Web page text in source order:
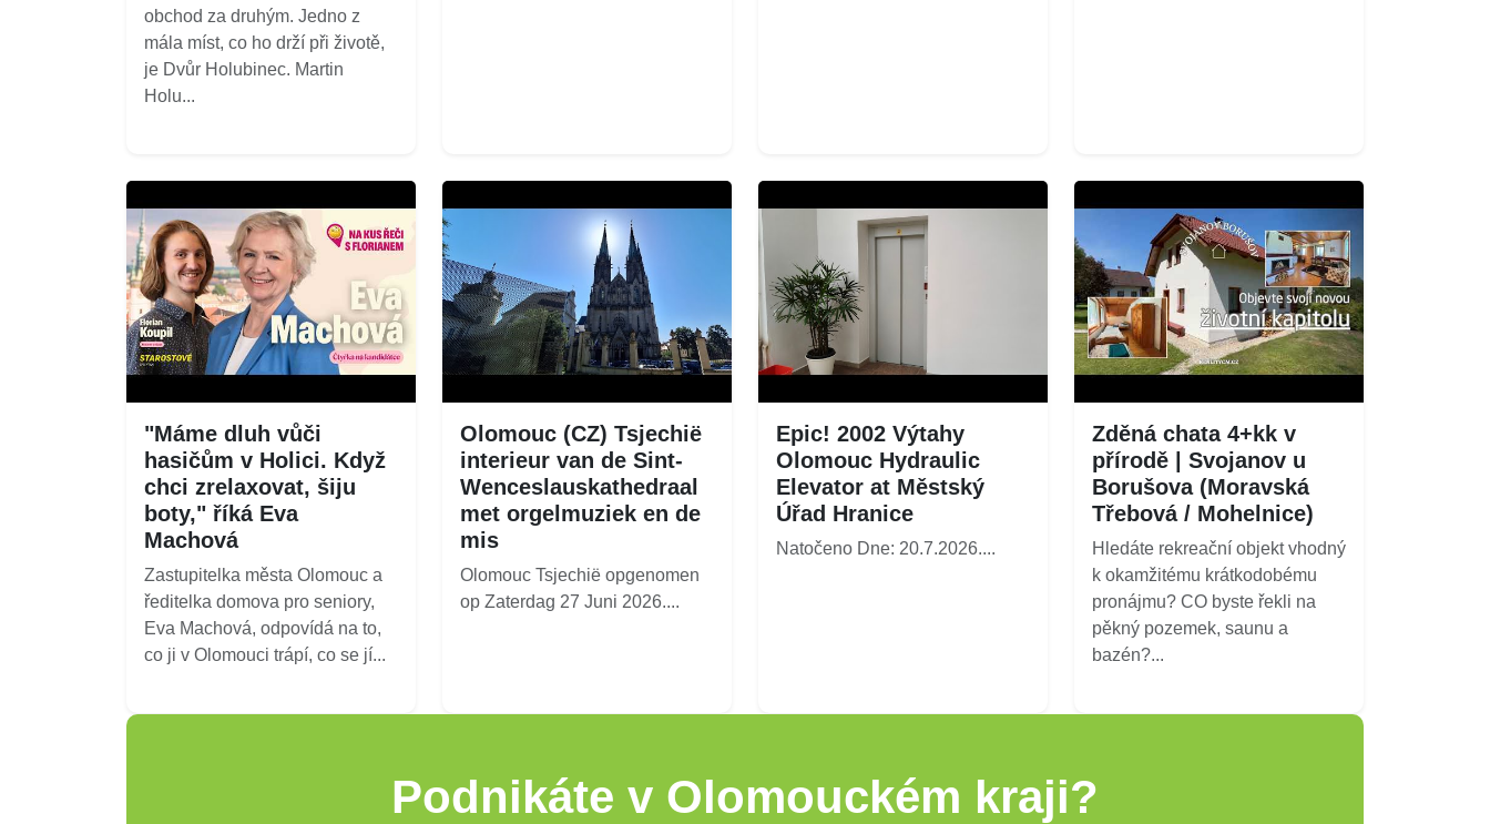
obchod za druhým. Jedno z
mála míst, co ho drží při životě,
je Dvůr Holubinec. Martin
Holu...
"Máme dluh vůči
hasičům v Holici. Když
chci zrelaxovat, šiju
boty," říká Eva
Machová
Zastupitelka města Olomouc a
ředitelka domova pro seniory,
Eva Machová, odpovídá na to,
co ji v Olomouci trápí, co se jí...
Olomouc (CZ) Tsjechië
interieur van de Sint-
Wenceslauskathedraal
met orgelmuziek en de
mis
Olomouc Tsjechië opgenomen
op Zaterdag 27 Juni 2026....
Epic! 2002 Výtahy
Olomouc Hydraulic
Elevator at Městský
Úřad Hranice
Natočeno Dne: 20.7.2026....
Zděná chata 4+kk v
přírodě | Svojanov u
Borušova (Moravská
Třebová / Mohelnice)
Hledáte rekreační objekt vhodný
k okamžitému krátkodobému
pronájmu? CO byste řekli na
pěkný pozemek, saunu a
bazén?...
Podnikáte v Olomouckém kraji?